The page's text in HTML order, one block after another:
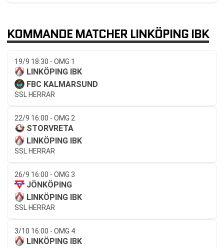
KOMMANDE MATCHER LINKÖPING IBK
19/9 18:30 - OMG 1
LINKÖPING IBK
FBC KALMARSUND
SSL HERRAR
22/9 16:00 - OMG 2
STORVRETA
LINKÖPING IBK
SSL HERRAR
26/9 16:00 - OMG 3
JÖNKÖPING
LINKÖPING IBK
SSL HERRAR
3/10 16:00 - OMG 4
LINKÖPING IBK